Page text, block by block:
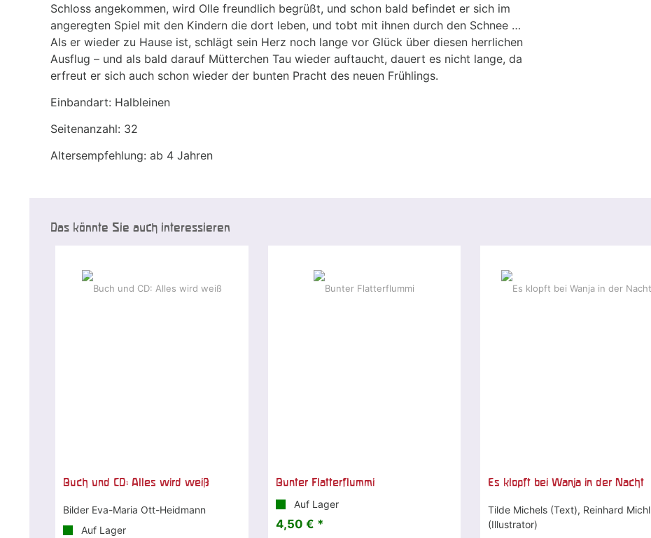
Schloss angekommen, wird Olle freundlich begrüßt, und schon bald befindet er sich im
angeregten Spiel mit den Kindern die dort leben, und tobt mit ihnen durch den Schnee …
Als er wieder zu Hause ist, schlägt sein Herz noch lange vor Glück über diesen herrlichen
Ausflug – und als bald darauf Mütterchen Tau wieder auftaucht, dauert es nicht lange, da
erfreut er sich auch schon wieder der bunten Pracht des neuen Frühlings.
Einbandart: Halbleinen
Seitenanzahl: 32
Altersempfehlung: ab 4 Jahren
Das könnte Sie auch interessieren
Buch und CD: Alles wird weiß
Bilder Eva-Maria Ott-Heidmann
Auf Lager
Bunter Flatterflummi
Auf Lager
4,50 € *
Es klopft bei Wanja in der Nacht
Tilde Michels (Text), Reinhard Michl
(Illustrator)